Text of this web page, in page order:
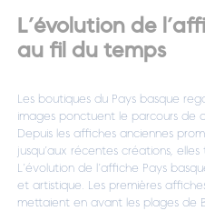
L’évolution de
au fil du temps
Les boutiques du Pays basque
images ponctuent le parcours de
Depuis les affiches anciennes
jusqu’aux récentes créations,
L’évolution de l’affiche Pays
et artistique. Les premières
mettaient en avant les plages de